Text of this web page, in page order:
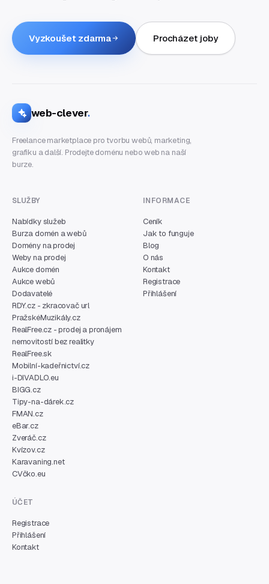
Vyzkoušet zdarma Procházet joby
web-clever.
Freelance marketplace pro tvorbu webů, marketing,
grafiku a další. Prodejte doménu nebo web na naší
burze.
SLUŽBY
Nabídky služeb
Burza domén a webů
Domény na prodej
Weby na prodej
Aukce domén
Aukce webů
Dodavatelé
RDY.cz - zkracovač url
PražskéMuzikály.cz
RealFree.cz - prodej a pronájem
nemovitostí bez realitky
RealFree.sk
Mobilní-kadeřnictví.cz
i-DIVADLO.eu
BIGG.cz
Tipy-na-dárek.cz
FMAN.cz
eBar.cz
Zveráč.cz
Kvízov.cz
Karavaning.net
CVčko.eu
INFORMACE
Ceník
Jak to funguje
Blog
O nás
Kontakt
Registrace
Přihlášení
ÚČET
Registrace
Přihlášení
Kontakt